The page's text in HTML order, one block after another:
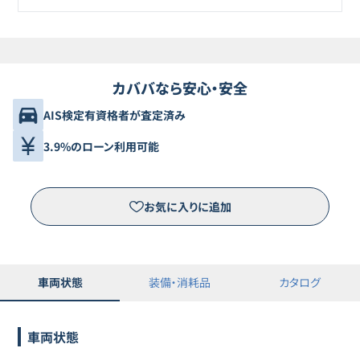
カババなら安心・安全
AIS検定有資格者が査定済み
3.9%のローン利用可能
お気に入りに追加
車両状態 装備・消耗品 カタログ
車両状態